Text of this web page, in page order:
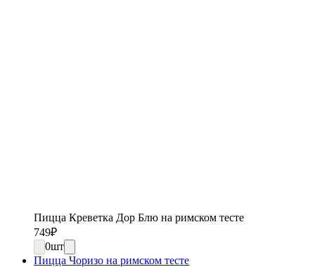
Пицца Креветка Дор Блю на римском тесте
749₽
0шт
Пицца Чоризо на римском тесте